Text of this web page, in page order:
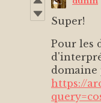
Super!
Pour les
domaine
https://